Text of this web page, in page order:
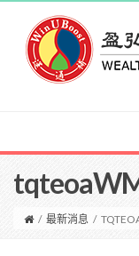
/ 最新消息 /